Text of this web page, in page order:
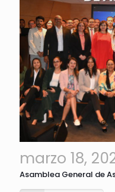
marzo 18,
Asamblea General de